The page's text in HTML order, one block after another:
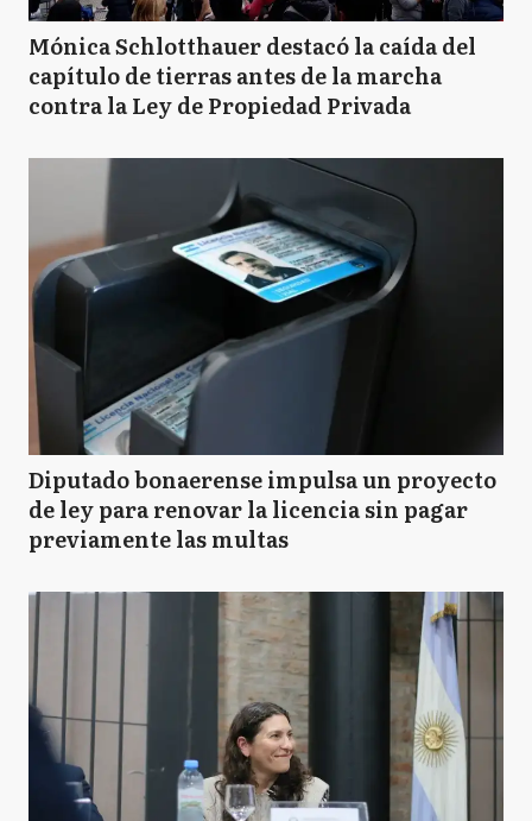
Mónica Schlotthauer destacó la caída del
capítulo de tierras antes de la marcha
contra la Ley de Propiedad Privada
Diputado bonaerense impulsa un proyecto
de ley para renovar la licencia sin pagar
previamente las multas